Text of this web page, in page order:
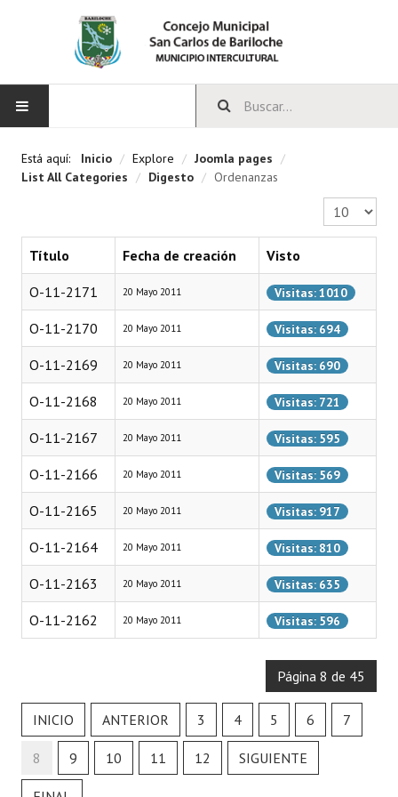
Bloques Políticos
Integrantes del Concejo
Comisiones Permanentes
Comisiones Especiales
Concejales Mandato Cumplido
Programas
LEGISLACIÓN
Constitución Nacional
Constitución Provincial
Carta Orgánica 2007
Reglamento Interno
Digesto
DOCUMENTOS
Informes de Gestión
Está aquí: Inicio / Explore / Joomla pages /
List All Categories / Digesto / Ordenanzas
Cantidad a
Título Fecha de creación Visto
O-11-2171 20 Mayo 2011 Visitas: 1010
O-11-2170 20 Mayo 2011 Visitas: 694
O-11-2169 20 Mayo 2011 Visitas: 690
O-11-2168 20 Mayo 2011 Visitas: 721
O-11-2167 20 Mayo 2011 Visitas: 595
O-11-2166 20 Mayo 2011 Visitas: 569
O-11-2165 20 Mayo 2011 Visitas: 917
O-11-2164 20 Mayo 2011 Visitas: 810
O-11-2163 20 Mayo 2011 Visitas: 635
O-11-2162 20 Mayo 2011 Visitas: 596
Página 8 de 45
INICIO ANTERIOR 3 4 5 6 7
8 9 10 11 12 SIGUIENTE